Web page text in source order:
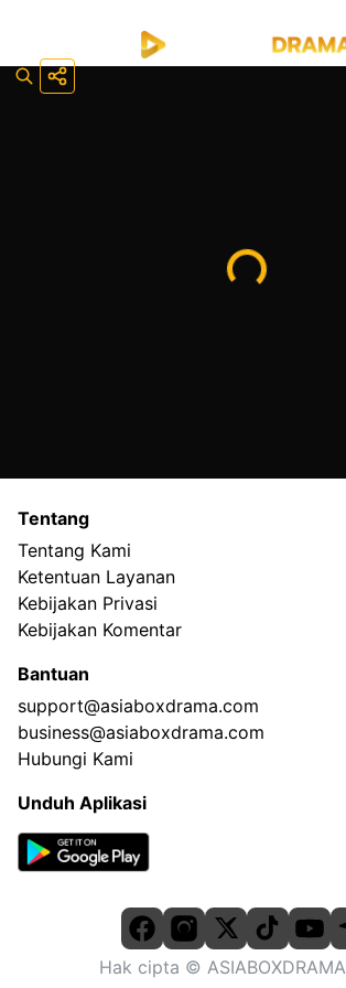
Tentang
Tentang Kami
Ketentuan Layanan
Kebijakan Privasi
Kebijakan Komentar
Bantuan
support@asiaboxdrama.com
business@asiaboxdrama.com
Hubungi Kami
Unduh Aplikasi
Hak cipta © ASIABOXDRAMA